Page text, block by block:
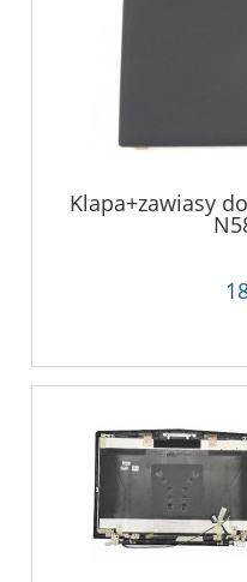
Klapa+zawiasy